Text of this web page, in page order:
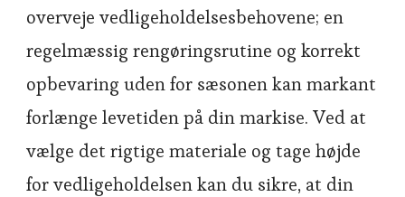
overveje vedligeholdelsesbehovene; en
regelmæssig rengøringsrutine og korrekt
opbevaring uden for sæsonen kan markant
forlænge levetiden på din markise. Ved at
vælge det rigtige materiale og tage højde
for vedligeholdelsen kan du sikre, at din